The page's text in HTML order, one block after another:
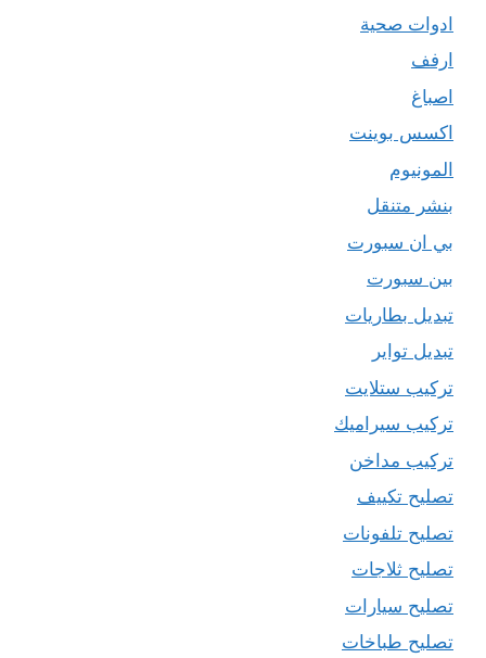
ادوات صحية
ارفف
اصباغ
اكسس بوينت
المونيوم
بنشر متنقل
بي ان سبورت
بين سبورت
تبديل بطاريات
تبديل تواير
تركيب ستلايت
تركيب سيراميك
تركيب مداخن
تصليح تكييف
تصليح تلفونات
تصليح ثلاجات
تصليح سيارات
تصليح طباخات